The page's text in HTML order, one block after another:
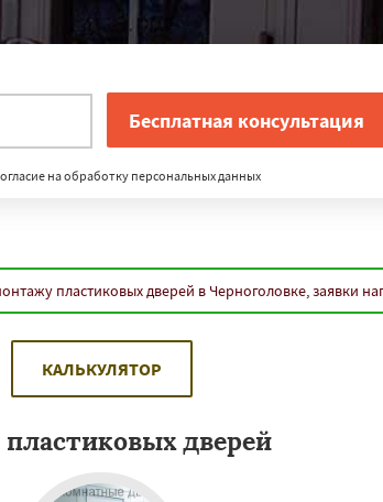
на обработку персональных данных
пластиковых дверей в Черноголовке, заявки
КАЛЬКУЛЯТОР
дверей